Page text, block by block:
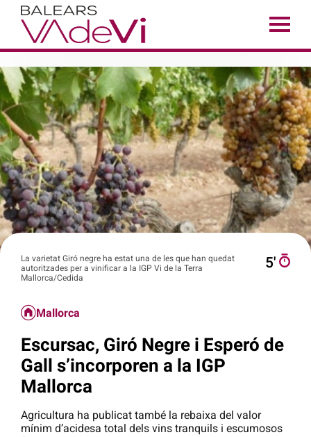
La varietat Giró negre ha estat una de les que han quedat
autoritzades per a vinificar a la IGP Vi de la Terra
Mallorca/Cedida
5′
Mallorca
Escursac, Giró Negre i Esperó de
Gall s’incorporen a la IGP
Mallorca
Agricultura ha publicat també la rebaixa del valor
mínim d’acidesa total dels vins tranquils i escumosos